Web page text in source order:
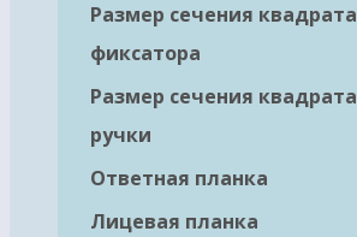
Размер сечения квадрата
фиксатора
Размер сечения квадрата
ручки
Ответная планка
Лицевая планка